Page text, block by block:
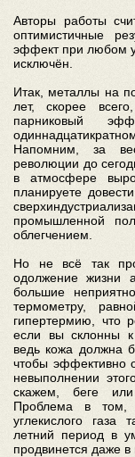
Авторы работы
оптимистичные
эффект при любом
исключён.
Итак, металлы на
лет, скорее
парниковый
Напомним, за
революции до
в атмосфере
планируете
промышленной
облегчением.
Но не всё так
одолжение жизни
большие
термометру,
гипертермию, что
если вы склонны
ведь кожа должна
чтобы эффективно
невыполнении
скажем, беге
Проблема в том,
углекислого газа
летний период в
продвинется даже в